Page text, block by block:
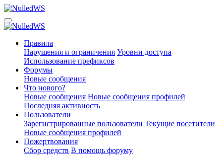
Правила
Нарушения и ограничения Уровни доступа
Использование префиксов
Форумы
Новые сообщения
Что нового?
Новые сообщения Новые сообщения профилей
Последняя активность
Пользователи
Зарегистрированные пользователи Текущие посетители
Новые сообщения профилей
Пожертвования
Сбор средств В помощь форуму